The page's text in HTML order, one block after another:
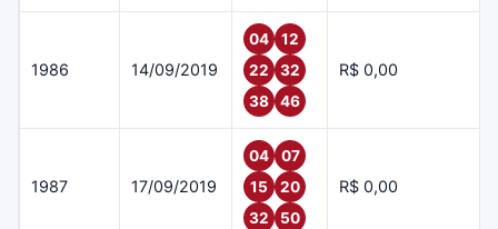
1986 14/09/2019
04
12
22
32
38
46
R$ 0,00
1987 17/09/2019
04
07
15
20
32
50
R$ 0,00